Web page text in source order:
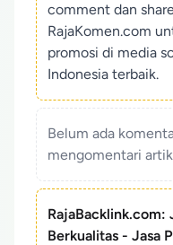
comment dan
RajaKomen.com
promosi di media
Indonesia terbaik.
Belum ada
mengomentari
RajaBacklink.com:
Berkualitas - Jasa